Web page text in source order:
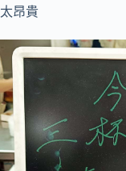
太昂貴